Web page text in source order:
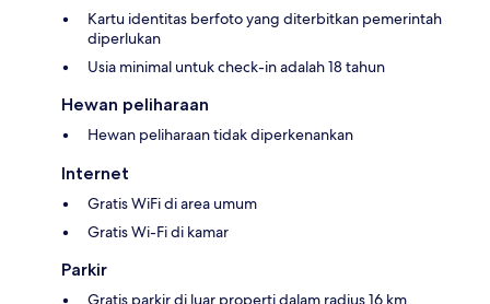
Kartu identitas berfoto yang diterbitkan pemerintah
diperlukan
Usia minimal untuk check-in adalah 18 tahun
Hewan peliharaan
Hewan peliharaan tidak diperkenankan
Internet
Gratis WiFi di area umum
Gratis Wi-Fi di kamar
Parkir
Gratis parkir di luar properti dalam radius 16 km